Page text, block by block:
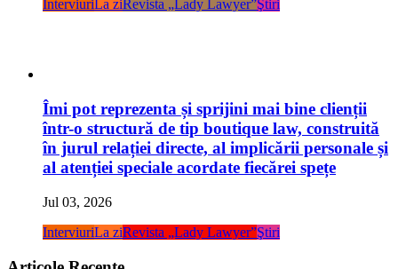
InterviuriLa ziRevista „Lady Lawyer”Ştiri
Îmi pot reprezenta și sprijini mai bine clienții
într-o structură de tip boutique law, construită
în jurul relației directe, al implicării personale și
al atenției speciale acordate fiecărei spețe
Jul 03, 2026
InterviuriLa ziRevista „Lady Lawyer”Ştiri